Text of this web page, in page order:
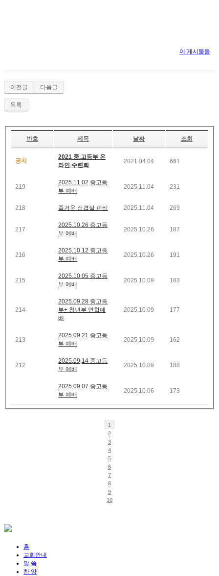
이 게시물을
이전글 다음글
목록
번호 제목 날짜 조회
공지
2021 중.고등부 온
라인 수련회
2021.04.04 661
219
2025.11.02 중고등
부 예배
2025.11.04 231
218 즐거운 삼겹살 파티 2025.11.04 269
217
2025.10.26 중고등
부 예배
2025.10.26 187
216
2025.10.12 중고등
부 예배
2025.10.26 191
215
2025.10.05 중고등
부 예배
2025.10.09 183
214
2025.09.28 중고등
부+ 청년부 연합예
배
2025.10.09 177
213
2025.09.21 중고등
부 예배
2025.10.09 162
212
2025,09,14 중고등
부 예배
2025.10.09 188
2025.09.07 중고등
부 예배
2025.10.06 173
1
2
3
4
5
6
7
8
9
10
홈
교회안내
말 씀
찬 양